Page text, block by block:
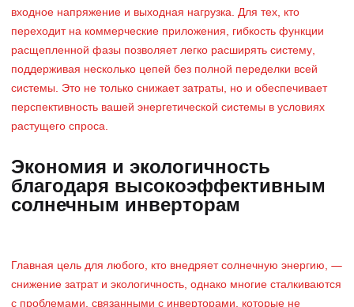
входное напряжение и выходная нагрузка. Для тех, кто
переходит на коммерческие приложения, гибкость функции
расщепленной фазы позволяет легко расширять систему,
поддерживая несколько цепей без полной переделки всей
системы. Это не только снижает затраты, но и обеспечивает
перспективность вашей энергетической системы в условиях
растущего спроса.
Экономия и экологичность
благодаря высокоэффективным
солнечным инверторам
Главная цель для любого, кто внедряет солнечную энергию, —
снижение затрат и экологичность, однако многие сталкиваются
с проблемами, связанными с инверторами, которые не